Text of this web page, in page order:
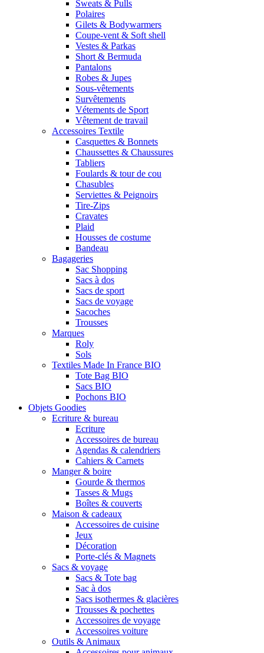
Sweats & Pulls
Polaires
Gilets & Bodywarmers
Coupe-vent & Soft shell
Vestes & Parkas
Short & Bermuda
Pantalons
Robes & Jupes
Sous-vêtements
Survêtements
Vétements de Sport
Vêtement de travail
Accessoires Textile
Casquettes & Bonnets
Chaussettes & Chaussures
Tabliers
Foulards & tour de cou
Chasubles
Serviettes & Peignoirs
Tire-Zips
Cravates
Plaid
Housses de costume
Bandeau
Bagageries
Sac Shopping
Sacs à dos
Sacs de sport
Sacs de voyage
Sacoches
Trousses
Marques
Roly
Sols
Textiles Made In France BIO
Tote Bag BIO
Sacs BIO
Pochons BIO
Objets Goodies
Ecriture & bureau
Ecriture
Accessoires de bureau
Agendas & calendriers
Cahiers & Carnets
Manger & boire
Gourde & thermos
Tasses & Mugs
Boîtes & couverts
Maison & cadeaux
Accessoires de cuisine
Jeux
Décoration
Porte-clés & Magnets
Sacs & voyage
Sacs & Tote bag
Sac à dos
Sacs isothermes & glacières
Trousses & pochettes
Accessoires de voyage
Accessoires voiture
Outils & Animaux